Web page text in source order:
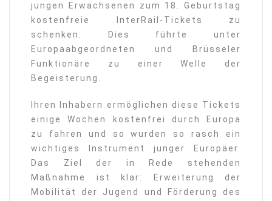
jungen Erwachsenen zum 18. Geburtstag
kostenfreie InterRail-Tickets zu
schenken. Dies führte unter
Europaabgeordneten und Brüsseler
Funktionäre zu einer Welle der
Begeisterung.
Ihren Inhabern ermöglichen diese Tickets
einige Wochen kostenfrei durch Europa
zu fahren und so wurden so rasch ein
wichtiges Instrument junger Europäer.
Das Ziel der in Rede stehenden
Maßnahme ist klar: Erweiterung der
Mobilität der Jugend und Förderung des